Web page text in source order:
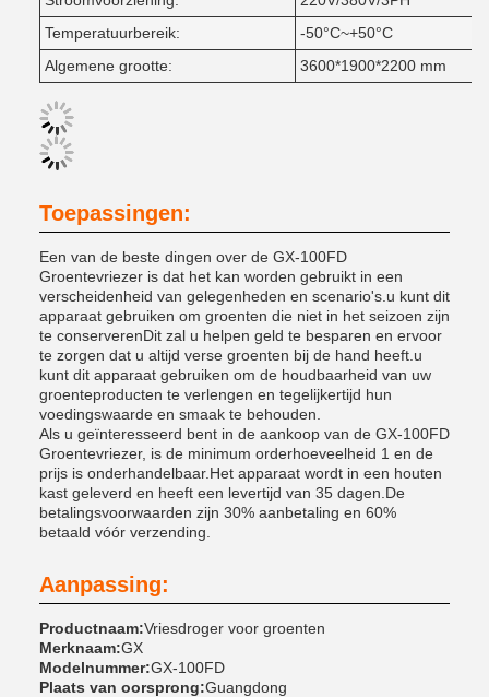
Temperatuurbereik:
-50°C~+50°C
Algemene grootte:
3600*1900*2200 mm
Toepassingen:
Een van de beste dingen over de GX-100FD
Groentevriezer is dat het kan worden gebruikt in een
verscheidenheid van gelegenheden en scenario's.u kunt dit
apparaat gebruiken om groenten die niet in het seizoen zijn
te conserverenDit zal u helpen geld te besparen en ervoor
te zorgen dat u altijd verse groenten bij de hand heeft.u
kunt dit apparaat gebruiken om de houdbaarheid van uw
groenteproducten te verlengen en tegelijkertijd hun
voedingswaarde en smaak te behouden.
Als u geïnteresseerd bent in de aankoop van de GX-100FD
Groentevriezer, is de minimum orderhoeveelheid 1 en de
prijs is onderhandelbaar.Het apparaat wordt in een houten
kast geleverd en heeft een levertijd van 35 dagen.De
betalingsvoorwaarden zijn 30% aanbetaling en 60%
betaald vóór verzending.
Aanpassing:
Productnaam:Vriesdroger voor groenten
Merknaam:GX
Modelnummer:GX-100FD
Plaats van oorsprong:Guangdong